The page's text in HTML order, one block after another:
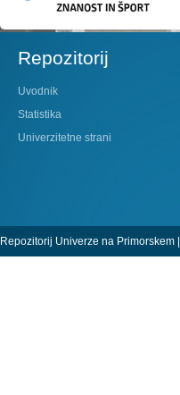
Repozitorij
Uvodnik
Statistika
Univerzitetne strani
Repozitorij Univerze na Primorskem |